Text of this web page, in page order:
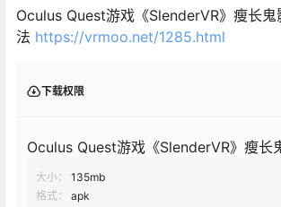
Oculus Quest游戏《SlenderVR》瘦长鬼
法 https://vrmoo.net/1285.html
下载权限
Oculus Quest游戏《SlenderVR》瘦长
大小：
135mb
格式：
apk